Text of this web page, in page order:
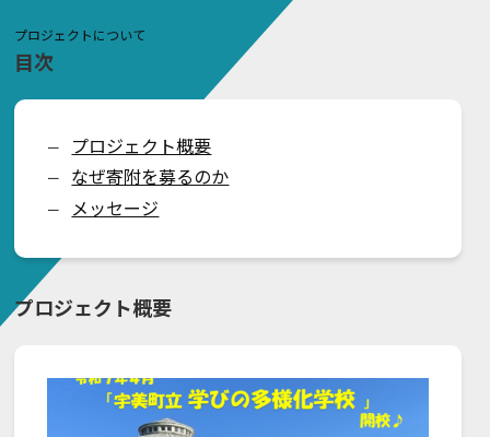
プロジェクトについて
目次
ー プロジェクト概要
ー なぜ寄附を募るのか
ー メッセージ
プロジェクト概要